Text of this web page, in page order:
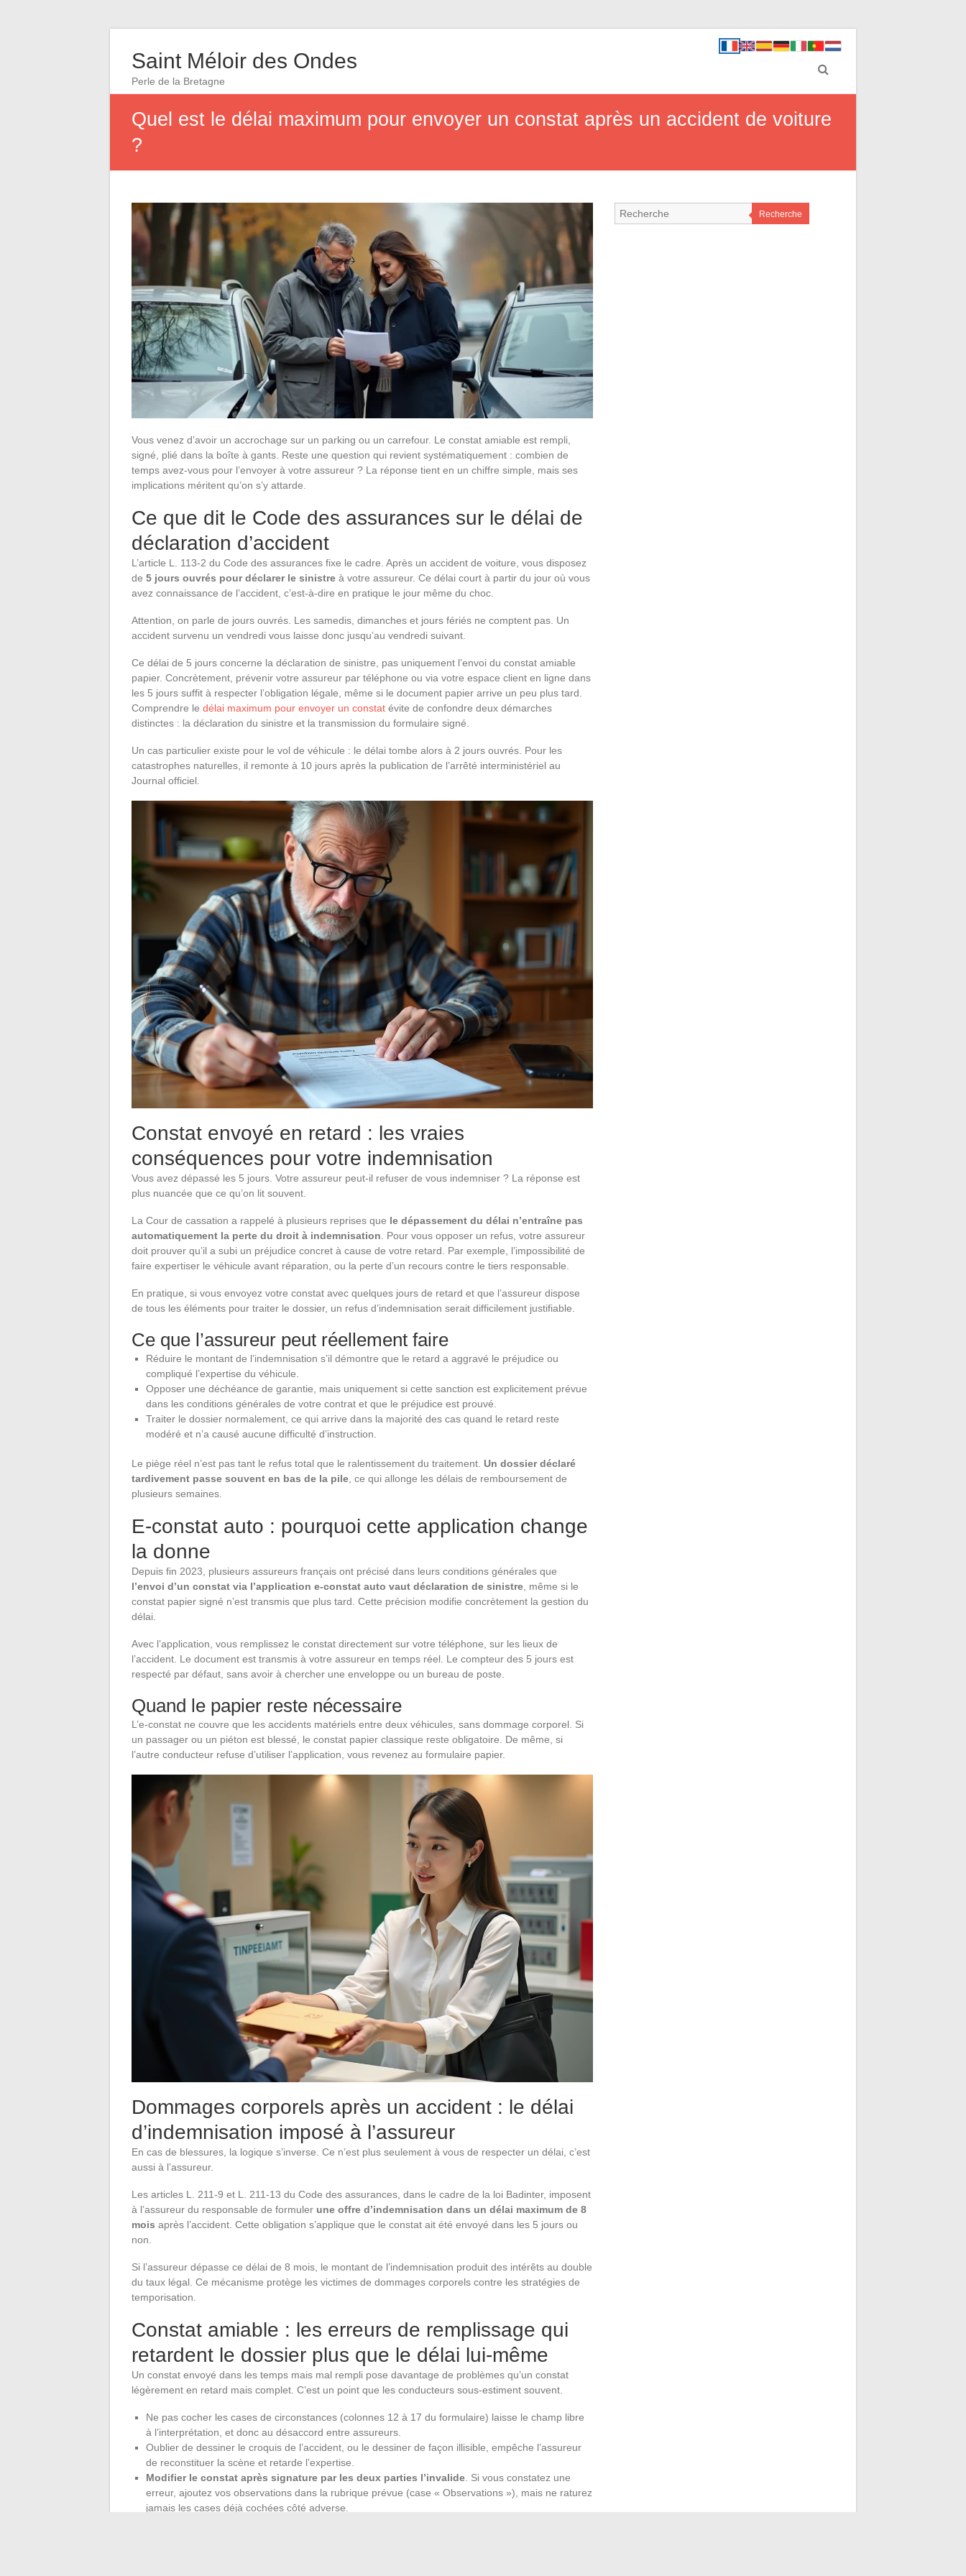
Saint Méloir des Ondes
Perle de la Bretagne
Quel est le délai maximum pour envoyer un constat après un accident de voiture
?
Vous venez d’avoir un accrochage sur un parking ou un carrefour. Le constat amiable est rempli,
signé, plié dans la boîte à gants. Reste une question qui revient systématiquement : combien de
temps avez-vous pour l’envoyer à votre assureur ? La réponse tient en un chiffre simple, mais ses
implications méritent qu’on s’y attarde.
Ce que dit le Code des assurances sur le délai de
déclaration d’accident
L’article L. 113-2 du Code des assurances fixe le cadre. Après un accident de voiture, vous disposez
de 5 jours ouvrés pour déclarer le sinistre à votre assureur. Ce délai court à partir du jour où vous
avez connaissance de l’accident, c’est-à-dire en pratique le jour même du choc.
Attention, on parle de jours ouvrés. Les samedis, dimanches et jours fériés ne comptent pas. Un
accident survenu un vendredi vous laisse donc jusqu’au vendredi suivant.
Ce délai de 5 jours concerne la déclaration de sinistre, pas uniquement l’envoi du constat amiable
papier. Concrètement, prévenir votre assureur par téléphone ou via votre espace client en ligne dans
les 5 jours suffit à respecter l’obligation légale, même si le document papier arrive un peu plus tard.
Comprendre le délai maximum pour envoyer un constat évite de confondre deux démarches
distinctes : la déclaration du sinistre et la transmission du formulaire signé.
Un cas particulier existe pour le vol de véhicule : le délai tombe alors à 2 jours ouvrés. Pour les
catastrophes naturelles, il remonte à 10 jours après la publication de l’arrêté interministériel au
Journal officiel.
Constat envoyé en retard : les vraies
conséquences pour votre indemnisation
Vous avez dépassé les 5 jours. Votre assureur peut-il refuser de vous indemniser ? La réponse est
plus nuancée que ce qu’on lit souvent.
La Cour de cassation a rappelé à plusieurs reprises que le dépassement du délai n’entraîne pas
automatiquement la perte du droit à indemnisation . Pour vous opposer un refus, votre assureur
doit prouver qu’il a subi un préjudice concret à cause de votre retard. Par exemple, l’impossibilité de
faire expertiser le véhicule avant réparation, ou la perte d’un recours contre le tiers responsable.
En pratique, si vous envoyez votre constat avec quelques jours de retard et que l’assureur dispose
de tous les éléments pour traiter le dossier, un refus d’indemnisation serait difficilement justifiable.
Ce que l’assureur peut réellement faire
Réduire le montant de l’indemnisation s’il démontre que le retard a aggravé le préjudice ou
compliqué l’expertise du véhicule.
Opposer une déchéance de garantie, mais uniquement si cette sanction est explicitement prévue
dans les conditions générales de votre contrat et que le préjudice est prouvé.
Traiter le dossier normalement, ce qui arrive dans la majorité des cas quand le retard reste
modéré et n’a causé aucune difficulté d’instruction.
Le piège réel n’est pas tant le refus total que le ralentissement du traitement. Un dossier déclaré
tardivement passe souvent en bas de la pile , ce qui allonge les délais de remboursement de
plusieurs semaines.
E-constat auto : pourquoi cette application change
la donne
Depuis fin 2023, plusieurs assureurs français ont précisé dans leurs conditions générales que
l’envoi d’un constat via l’application e-constat auto vaut déclaration de sinistre , même si le
constat papier signé n’est transmis que plus tard. Cette précision modifie concrètement la gestion du
délai.
Avec l’application, vous remplissez le constat directement sur votre téléphone, sur les lieux de
l’accident. Le document est transmis à votre assureur en temps réel. Le compteur des 5 jours est
respecté par défaut, sans avoir à chercher une enveloppe ou un bureau de poste.
Quand le papier reste nécessaire
L’e-constat ne couvre que les accidents matériels entre deux véhicules, sans dommage corporel. Si
un passager ou un piéton est blessé, le constat papier classique reste obligatoire. De même, si
l’autre conducteur refuse d’utiliser l’application, vous revenez au formulaire papier.
Dommages corporels après un accident : le délai
d’indemnisation imposé à l’assureur
En cas de blessures, la logique s’inverse. Ce n’est plus seulement à vous de respecter un délai, c’est
aussi à l’assureur.
Les articles L. 211-9 et L. 211-13 du Code des assurances, dans le cadre de la loi Badinter, imposent
à l’assureur du responsable de formuler une offre d’indemnisation dans un délai maximum de 8
mois après l’accident. Cette obligation s’applique que le constat ait été envoyé dans les 5 jours ou
non.
Si l’assureur dépasse ce délai de 8 mois, le montant de l’indemnisation produit des intérêts au double
du taux légal. Ce mécanisme protège les victimes de dommages corporels contre les stratégies de
temporisation.
Constat amiable : les erreurs de remplissage qui
retardent le dossier plus que le délai lui-même
Un constat envoyé dans les temps mais mal rempli pose davantage de problèmes qu’un constat
légèrement en retard mais complet. C’est un point que les conducteurs sous-estiment souvent.
Ne pas cocher les cases de circonstances (colonnes 12 à 17 du formulaire) laisse le champ libre
à l’interprétation, et donc au désaccord entre assureurs.
Oublier de dessiner le croquis de l’accident, ou le dessiner de façon illisible, empêche l’assureur
de reconstituer la scène et retarde l’expertise.
Modifier le constat après signature par les deux parties l’invalide . Si vous constatez une
erreur, ajoutez vos observations dans la rubrique prévue (case « Observations »), mais ne raturez
jamais les cases déjà cochées côté adverse.
Recherche